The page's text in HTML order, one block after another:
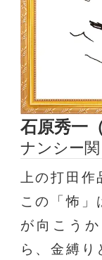
石原秀一
ナンシー関
上の打田
この「怖」
が向こう
ら、金縛り